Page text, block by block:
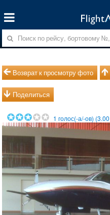
Возврат к просмотру фото
Поделиться
1 голос(-а/-ов) (3.00